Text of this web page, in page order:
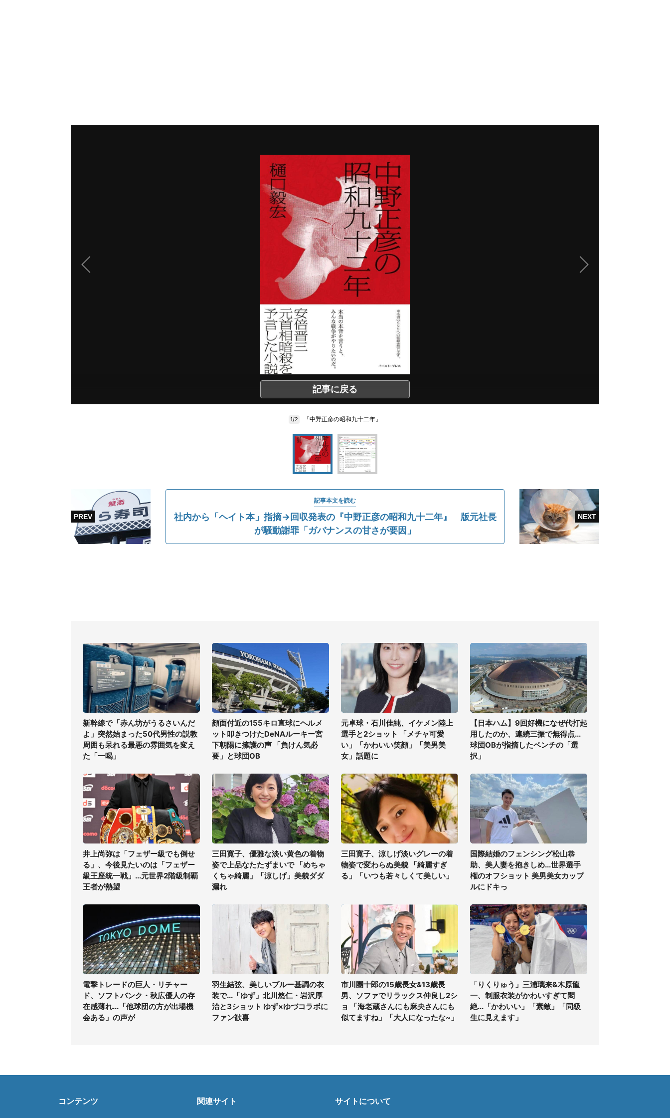
記事に戻る
1/2 『中野正彦の昭和九十二年』
記事本文を読む
社内から「ヘイト本」指摘→回収発表の『中野正彦の昭和九十二年』 版元社長
が騒動謝罪「ガバナンスの甘さが要因」
新幹線で「赤ん坊がうるさいんだ
よ」突然始まった50代男性の説教
周囲も呆れる最悪の雰囲気を変え
た「一喝」
顔面付近の155キロ直球にヘルメ
ット叩きつけたDeNAルーキー宮
下朝陽に擁護の声 「負けん気必
要」と球団OB
元卓球・石川佳純、イケメン陸上
選手と2ショット 「メチャ可愛
い」「かわいい笑顔」「美男美
女」話題に
【日本ハム】9回好機になぜ代打起
用したのか、連続三振で無得点...
球団OBが指摘したベンチの「選
択」
井上尚弥は「フェザー級でも倒せ
る」、今後見たいのは「フェザー
級王座統一戦」...元世界2階級制覇
王者が熱望
三田寛子、優雅な淡い黄色の着物
姿で上品なたたずまいで 「めちゃ
くちゃ綺麗」「涼しげ」美貌ダダ
漏れ
三田寛子、涼しげ淡いグレーの着
物姿で変わらぬ美貌 「綺麗すぎ
る」「いつも若々しくて美しい」
国際結婚のフェンシング松山恭
助、美人妻を抱きしめ...世界選手
権のオフショット 美男美女カップ
ルにドキっ
電撃トレードの巨人・リチャー
ド、ソフトバンク・秋広優人の存
在感薄れ...「他球団の方が出場機
会ある」の声が
羽生結弦、美しいブルー基調の衣
装で...「ゆず」北川悠仁・岩沢厚
治と3ショット ゆず×ゆづコラボに
ファン歓喜
市川團十郎の15歳長女&13歳長
男、ソファでリラックス仲良し2シ
ョ 「海老蔵さんにも麻央さんにも
似てますね」「大人になったな~」
「りくりゅう」三浦璃来&木原龍
一、制服衣装がかわいすぎて悶
絶...「かわいい」「素敵」「同級
生に見えます」
コンテンツ 関連サイト サイトについて